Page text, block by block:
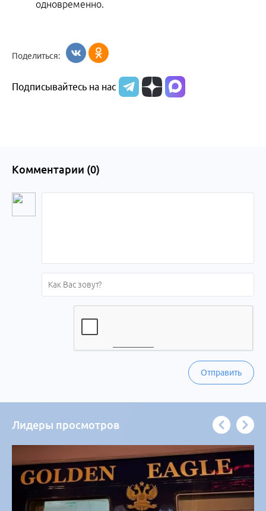
одновременно.
Поделиться:
Подписывайтесь на нас
Комментарии (0)
Отправить
Лидеры просмотров